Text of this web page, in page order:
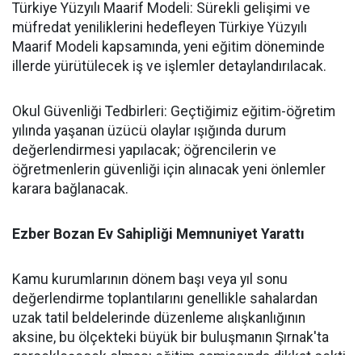
​Türkiye Yüzyılı Maarif Modeli: Sürekli gelişimi ve
müfredat yeniliklerini hedefleyen Türkiye Yüzyılı
Maarif Modeli kapsamında, yeni eğitim döneminde
illerde yürütülecek iş ve işlemler detaylandırılacak.
​Okul Güvenliği Tedbirleri: Geçtiğimiz eğitim-öğretim
yılında yaşanan üzücü olaylar ışığında durum
değerlendirmesi yapılacak; öğrencilerin ve
öğretmenlerin güvenliği için alınacak yeni önlemler
karara bağlanacak.
​Ezber Bozan Ev Sahipliği Memnuniyet Yarattı
​Kamu kurumlarının dönem başı veya yıl sonu
değerlendirme toplantılarını genellikle sahalardan
uzak tatil beldelerinde düzenleme alışkanlığının
aksine, bu ölçekteki büyük bir buluşmanın Şırnak'ta